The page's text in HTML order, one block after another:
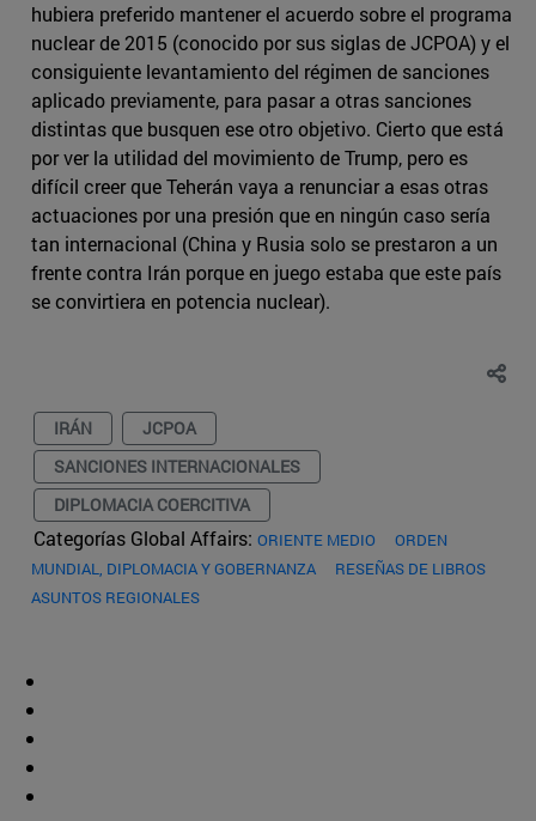
hubiera preferido mantener el acuerdo sobre el programa
nuclear de 2015 (conocido por sus siglas de JCPOA) y el
consiguiente levantamiento del régimen de sanciones
aplicado previamente, para pasar a otras sanciones
distintas que busquen ese otro objetivo. Cierto que está
por ver la utilidad del movimiento de Trump, pero es
difícil creer que Teherán vaya a renunciar a esas otras
actuaciones por una presión que en ningún caso sería
tan internacional (China y Rusia solo se prestaron a un
frente contra Irán porque en juego estaba que este país
se convirtiera en potencia nuclear).
IRÁN
JCPOA
SANCIONES INTERNACIONALES
DIPLOMACIA COERCITIVA
Categorías Global Affairs: ORIENTE MEDIO
ORDEN
MUNDIAL, DIPLOMACIA Y GOBERNANZA
RESEÑAS DE LIBROS
ASUNTOS REGIONALES